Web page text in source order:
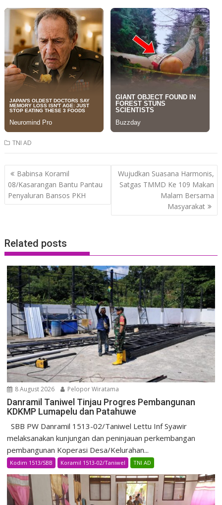
TNI AD
Post
navigation
Babinsa Koramil
08/Kasarangan Bantu Pantau
Penyaluran Bansos PKH
Wujudkan Suasana Harmonis,
Satgas TMMD Ke 109 Makan
Malam Bersama
Masyarakat
Related posts
8 August 2026 Pelopor Wiratama
Danramil Taniwel Tinjau Progres Pembangunan
KDKMP Lumapelu dan Patahuwe
SBB PW Danramil 1513-02/Taniwel Lettu Inf Syawir
melaksanakan kunjungan dan peninjauan perkembangan
pembangunan Koperasi Desa/Kelurahan...
Kodim 1513/SBB Koramil 1513-02/Taniwel TNI AD